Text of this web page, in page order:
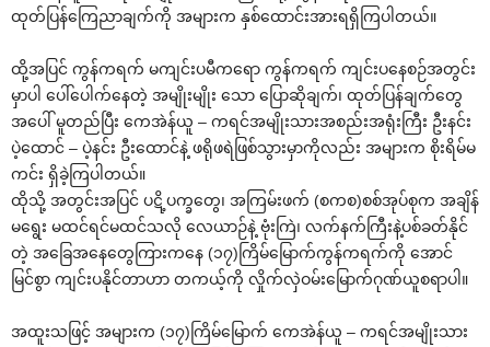
ထုတ်ပြန်ကြေညာချက်ကို အများက နှစ်ထောင်းအားရရှိကြပါတယ်။
ထို့အပြင် ကွန်ကရက် မကျင်းပမီကရော ကွန်ကရက် ကျင်းပနေစဉ်အတွင်း
မှာပါ ပေါ်ပေါက်နေတဲ့ အမျိုးမျိုး သော ပြောဆိုချက်၊ ထုတ်ပြန်ချက်တွေ
အပေါ် မူတည်ပြီး ကေအဲန်ယူ – ကရင်အမျိုးသားအစည်းအရုံးကြီး ဦးနင်း
ပဲ့ထောင် – ပဲ့နင်း ဦးထောင်နဲ့ ဖရိုဖရဲဖြစ်သွားမှာကိုလည်း အများက စိုးရိမ်မ
ကင်း ရှိခဲ့ကြပါတယ်။
ထိုသို့ အတွင်းအပြင် ပဋိ့ပက္ခတွေ၊ အကြမ်းဖက် (စကစ)စစ်အုပ်စုက အချိန်
မရွေး မထင်ရင်မထင်သလို လေယာဉ်နဲ့ ဗုံးကြဲ၊ လက်နက်ကြီးနဲ့ပစ်ခတ်နိုင်
တဲ့ အခြေအနေတွေကြားကနေ (၁၇)ကြိမ်မြောက်ကွန်ကရက်ကို အောင်
မြင်စွာ ကျင်းပနိုင်တာဟာ တကယ့်ကို လှိုက်လှဲဝမ်းမြောက်ဂုဏ်ယူစရာပါ။
အထူးသဖြင့် အများက (၁၇)ကြိမ်မြောက် ကေအဲန်ယူ – ကရင်အမျိုးသား